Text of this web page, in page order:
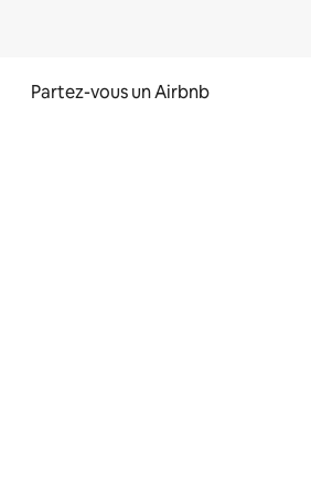
Partez-vous un Airbnb